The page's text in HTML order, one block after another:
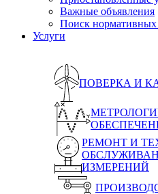
Важные объявления
Поиск нормативных
Услуги
ПОВЕРКА И
РЕМОНТ И
ИЗМЕРЕНИЙ